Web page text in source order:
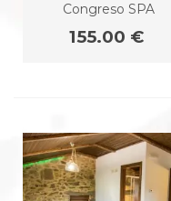
Congreso SPA
155.00 €